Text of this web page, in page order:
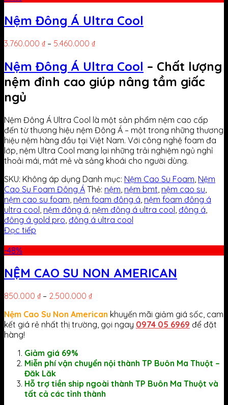
Nệm Đông Á Ultra Cool
3.760.000 ₫ – 5.460.000 ₫
Nệm Đông Á Ultra Cool – Chất lượng
nệm đỉnh cao giúp nâng tầm giấc
ngủ
Nệm Đông Á Ultra Cool là một sản phẩm nệm cao cấp
đến từ thương hiệu nệm Đông Á – một trong những thương
hiệu nệm hàng đầu tại Việt Nam. Với công nghệ foam đa
lớp, nệm Ultra Cool mang lại những trải nghiệm ngủ nghỉ
thoải mái, mát mẻ và sảng khoái cho người dùng.
SKU: Không áp dụng Danh mục: Nệm Cao Su Foam Nệm
Cao Su Foam Đông Á Thẻ: nệm nệm bmt nệm cao su
nệm cao su foam nệm foam đông á nệm foam đông á
ultra cool nệm đông á nệm đông á ultra cool đông á
đông á gold pro đông á ultra cool
Đọc tiếp
-48%
NỆM CAO SU NON AMERICAN
850.000 ₫ – 2.500.000 ₫
Nệm Cao Su Non American khuyến mãi giảm giá sốc, cam
kết giá rẻ nhất thị trường, gọi ngay 0974 05 6969 để đặt
hàng!
Giảm giá 69%
Miễn phí vận chuyển nội thành TP Buôn Ma Thuột –
Đăk Lăk
Hỗ trợ tiền ship ngoài thành TP Buôn Ma Thuột và
tất cả các tỉnh thành